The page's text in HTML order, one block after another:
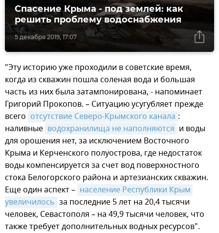
5 декабря 2019, 17:07
Спасение Крыма - под землей: как
решить проблему водоснабжения
"Эту историю уже проходили в советские время,
когда из скважин пошла соленая вода и большая
часть из них была затампонирована, - напоминает
Григорий Прокопов. – Ситуацию усугубляет прежде
всего отсутствие Северо-Крымского канала :
наливные водохранилища не наполняются и воды
для орошения нет, за исключением Восточного
Крыма и Керченского полуострова, где недостаток
воды компенсируется за счет вод поверхностного
стока Белогорского района и артезианских скважин.
Еще один аспект – население Республики Крым
увеличилось за последние 5 лет на 20,4 тысячи
человек, Севастополя – на 49,9 тысячи человек, что
также требует дополнительных водных ресурсов".